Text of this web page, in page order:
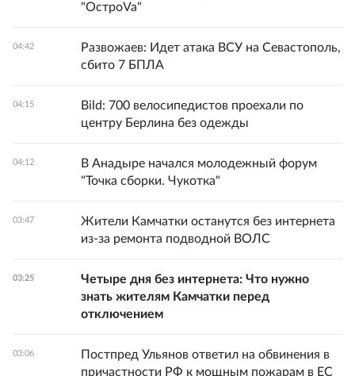
"ОстроVa"
04:42
Развожаев: Идет атака ВСУ на Севастополь,
сбито 7 БПЛА
04:15
Bild: 700 велосипедистов проехали по
центру Берлина без одежды
04:12
В Анадыре начался молодежный форум
"Точка сборки. Чукотка"
03:47
Жители Камчатки останутся без интернета
из-за ремонта подводной ВОЛС
03:25
Четыре дня без интернета: Что нужно
знать жителям Камчатки перед
отключением
03:06
Постпред Ульянов ответил на обвинения в
причастности РФ к мощным пожарам в ЕС